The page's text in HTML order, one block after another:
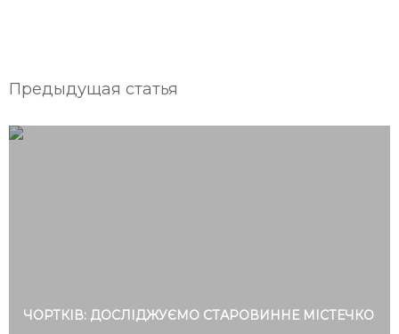
Предыдущая статья
ЧОРТКІВ: ДОСЛІДЖУЄМО СТАРОВИННЕ МІСТЕЧКО